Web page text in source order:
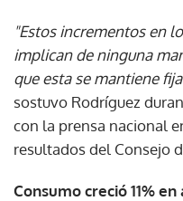
"Estos incrementos en
implican de ninguna
que esta se mantiene
sostuvo Rodríguez
con la prensa nacional
resultados del Consejo
Consumo creció 11%